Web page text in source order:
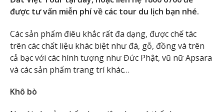
được tư vấn miễn phí về các tour du lịch bạn nhé.
Các sản phẩm điêu khắc rất đa dạng, được chế tác
trên các chất liệu khác biệt như đá, gỗ, đồng và trên
cả bạc với các hình tượng như Đức Phật, vũ nữ Apsara
và các sản phẩm trang trí khác…
Khô bò